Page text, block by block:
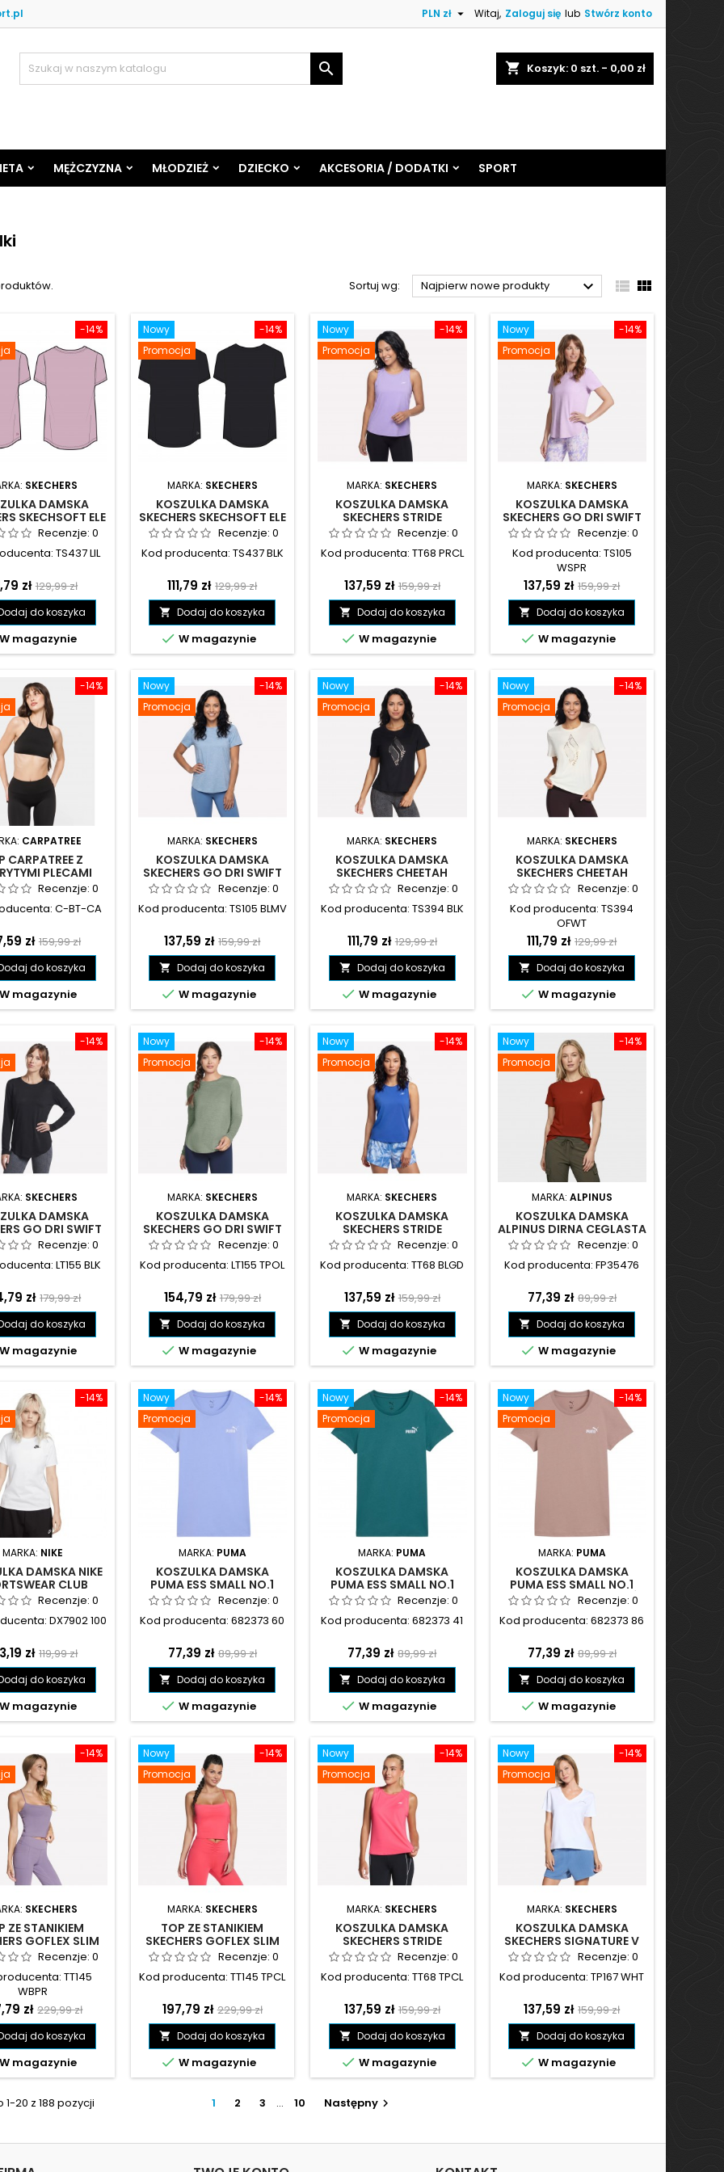
Witaj, Zaloguj się lub Stwórz konto
PLN zł 
shopping_cart Koszyk: 0 szt. - 0,00 zł

MĘŻCZYZNA MŁODZIEŻ DZIECKO AKCESORIA / DODATKI SPORT
Sortuj wg: Najpierw nowe produkty   
-14%
SKECHERS
DAMSKA
SKECHSOFT ELE
- TS437 LIL
Recenzje:0
TS437 LIL
zł Cena
podstawowa
129,99 zł
do koszyka
W magazynie
-14%
Nowy
Promocja
MARKA: SKECHERS
KOSZULKA DAMSKA
SKECHERS SKECHSOFT ELE
CZARNA - TS437 BLK
Recenzje: 0
Kod producenta: TS437 BLK
Cena
111,79 zł Cena
podstawowa
129,99 zł
 Dodaj do koszyka
 W magazynie
-14%
Nowy
Promocja
MARKA: SKECHERS
KOSZULKA DAMSKA
SKECHERS STRIDE
PERFORMANCE TANK
FIOLETOWA - TT68 PRCL
Recenzje:0
Kod producenta: TT68 PRCL
Cena
137,59 zł Cena
podstawowa
159,99 zł
 Dodaj do koszyka
 W magazynie
-14%
Nowy
Promocja
MARKA: SKECHERS
KOSZULKA DAMSKA
SKECHERS GO DRI SWIFT
TUNIC TEE FIOLETOWA -
TS105 WSPR
Recenzje: 0
Kod producenta: TS105
WSPR
Cena
137,59 zł Cena
podstawowa
159,99 zł
 Dodaj do koszyka
 W magazynie
-14%
CARPATREE
CARPATREE Z
PLECAMI
- C-BT-CA
Recenzje:0
C-BT-CA
zł Cena
podstawowa
159,99 zł
do koszyka
W magazynie
-14%
Nowy
Promocja
MARKA: SKECHERS
KOSZULKA DAMSKA
SKECHERS GO DRI SWIFT
TUNIC TEE NIEBIESKA -
TS105 BLMV
Recenzje: 0
Kod producenta: TS105 BLMV
Cena
137,59 zł Cena
podstawowa
159,99 zł
 Dodaj do koszyka
 W magazynie
-14%
Nowy
Promocja
MARKA: SKECHERS
KOSZULKA DAMSKA
SKECHERS CHEETAH
DIAMOND TEE CZARNA -
TS394 BLK
Recenzje:0
Kod producenta: TS394 BLK
Cena
111,79 zł Cena
podstawowa
129,99 zł
 Dodaj do koszyka
 W magazynie
-14%
Nowy
Promocja
MARKA: SKECHERS
KOSZULKA DAMSKA
SKECHERS CHEETAH
DIAMOND TEE BIAŁA -
TS394 OFWT
Recenzje: 0
Kod producenta: TS394
OFWT
Cena
111,79 zł Cena
podstawowa
129,99 zł
 Dodaj do koszyka
 W magazynie
-14%
SKECHERS
DAMSKA
GO DRI SWIFT
TUNIC CREW
- LT155 BLK
Recenzje:0
LT155 BLK
zł Cena
podstawowa
179,99 zł
do koszyka
W magazynie
-14%
Nowy
Promocja
MARKA: SKECHERS
KOSZULKA DAMSKA
SKECHERS GO DRI SWIFT
LONG SLEEVE TUNIC CREW
OLIWKOWA - LT155 TPOL
Recenzje: 0
Kod producenta: LT155 TPOL
Cena
154,79 zł Cena
podstawowa
179,99 zł
 Dodaj do koszyka
 W magazynie
-14%
Nowy
Promocja
MARKA: SKECHERS
KOSZULKA DAMSKA
SKECHERS STRIDE
PERFORMANCE TANK
NIEBIESKA - TT68 BLGD
Recenzje:0
Kod producenta: TT68 BLGD
Cena
137,59 zł Cena
podstawowa
159,99 zł
 Dodaj do koszyka
 W magazynie
-14%
Nowy
Promocja
MARKA: ALPINUS
KOSZULKA DAMSKA
ALPINUS DIRNA CEGLASTA
- FP35476Recenzje: 0
Kod producenta: FP35476
Cena
77,39 zł Cena
podstawowa
89,99 zł
 Dodaj do koszyka
 W magazynie
-14%
MARKA: NIKE
DAMSKA NIKE
CLUB
BIAŁA -
100
Recenzje:0
DX7902 100
zł Cena
podstawowa
119,99 zł
do koszyka
W magazynie
-14%
Nowy
Promocja
MARKA: PUMA
KOSZULKA DAMSKA
PUMA ESS SMALL NO.1
LOGO TEE(S) FIOLETOWA
- 682373 60
Recenzje: 0
Kod producenta: 682373 60
Cena
77,39 zł Cena
podstawowa
89,99 zł
 Dodaj do koszyka
 W magazynie
-14%
Nowy
Promocja
MARKA: PUMA
KOSZULKA DAMSKA
PUMA ESS SMALL NO.1
LOGO TEE(S) ZIELONA -
682373 41
Recenzje:0
Kod producenta: 682373 41
Cena
77,39 zł Cena
podstawowa
89,99 zł
 Dodaj do koszyka
 W magazynie
-14%
Nowy
Promocja
MARKA: PUMA
KOSZULKA DAMSKA
PUMA ESS SMALL NO.1
LOGO TEE(S) BRUDNY RÓŻ
- 682373 86
Recenzje: 0
Kod producenta: 682373 86
Cena
77,39 zł Cena
podstawowa
89,99 zł
 Dodaj do koszyka
 W magazynie
-14%
SKECHERS
ZE STANIKIEM
GOFLEX SLIM
FIOLETOWY -
WBPR
Recenzje:0
TT145
WBPR
zł Cena
podstawowa
229,99 zł
do koszyka
W magazynie
-14%
Nowy
Promocja
MARKA: SKECHERS
TOP ZE STANIKIEM
SKECHERS GOFLEX SLIM
STRAPPY KORALOWY -
TT145 TPCL
Recenzje: 0
Kod producenta: TT145 TPCL
Cena
197,79 zł Cena
podstawowa
229,99 zł
 Dodaj do koszyka
 W magazynie
-14%
Nowy
Promocja
MARKA: SKECHERS
KOSZULKA DAMSKA
SKECHERS STRIDE
PERFORMANCE TANK
KORALOWA - TT68 TPCL
Recenzje:0
Kod producenta: TT68 TPCL
Cena
137,59 zł Cena
podstawowa
159,99 zł
 Dodaj do koszyka
 W magazynie
-14%
Nowy
Promocja
MARKA: SKECHERS
KOSZULKA DAMSKA
SKECHERS SIGNATURE V
BIAŁA - TP167 WHT
Recenzje: 0
Kod producenta: TP167 WHT
Cena
137,59 zł Cena
podstawowa
159,99 zł
 Dodaj do koszyka
 W magazynie
20 z 188 pozycji 1 2 3 … 10 Następny 